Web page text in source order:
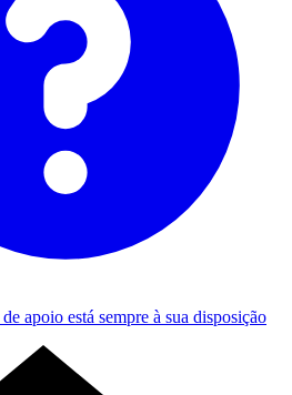
apoio está sempre à sua disposição